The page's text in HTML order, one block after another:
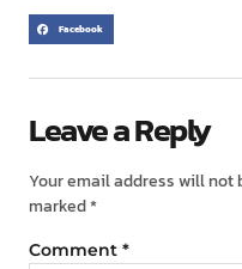
Facebook
Leave a Reply
Your email address will not
marked*
Comment *